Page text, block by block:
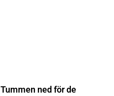
Tummen ned för de